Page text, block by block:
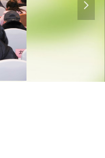
넲